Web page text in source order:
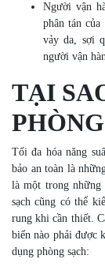
Người vận
phân tán
vảy da, sợi
người vận
TẠI
Tối đa hóa năng
bảo an toàn là
là một trong những
sạch cũng có thể
rung khi cần thiết.
biến nào phải được
dụng phòng sạch: